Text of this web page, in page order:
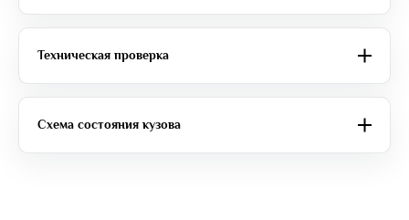
Техническая проверка
Схема состояния кузова